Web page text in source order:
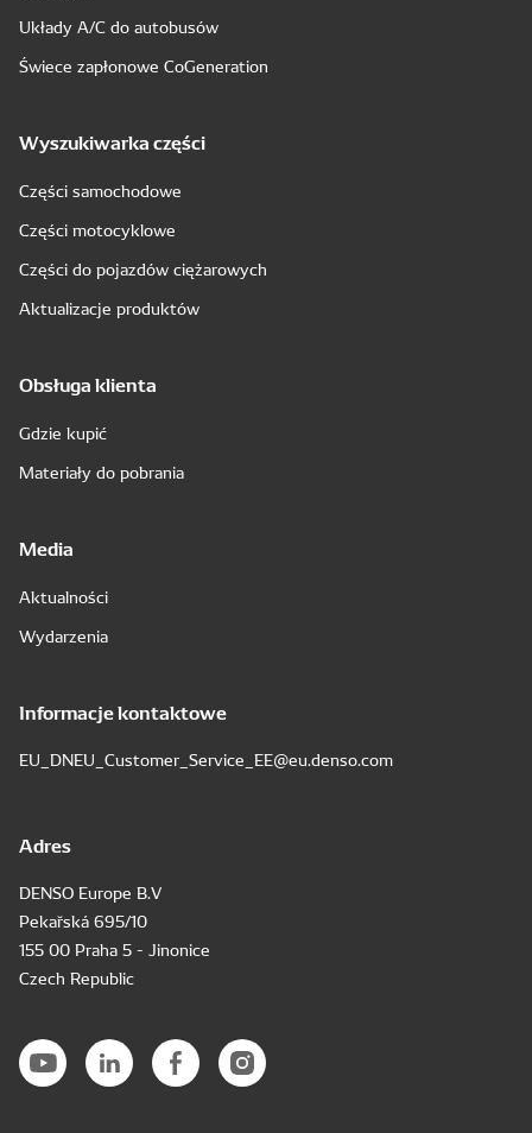
Układy A/C do autobusów
Świece zapłonowe CoGeneration
Wyszukiwarka części
Części samochodowe
Części motocyklowe
Części do pojazdów ciężarowych
Aktualizacje produktów
Obsługa klienta
Gdzie kupić
Materiały do pobrania
Media
Aktualności
Wydarzenia
Informacje kontaktowe
EU_DNEU_Customer_Service_EE@eu.denso.com
Adres
DENSO Europe B.V
Pekařská 695/10
155 00 Praha 5 - Jinonice
Czech Republic